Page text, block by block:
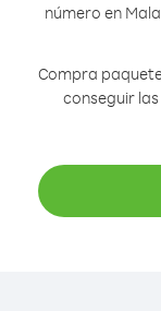
número en
Compra
conseguir